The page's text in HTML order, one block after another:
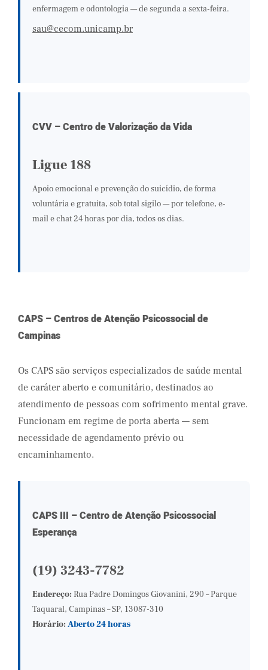
enfermagem e odontologia — de segunda a sexta-feira.
sau@cecom.unicamp.br
CVV – Centro de Valorização da Vida
Ligue 188
Apoio emocional e prevenção do suicídio, de forma
voluntária e gratuita, sob total sigilo — por telefone, e-
mail e chat 24 horas por dia, todos os dias.
CAPS – Centros de Atenção Psicossocial de
Campinas
Os CAPS são serviços especializados de saúde mental
de caráter aberto e comunitário, destinados ao
atendimento de pessoas com sofrimento mental grave.
Funcionam em regime de porta aberta — sem
necessidade de agendamento prévio ou
encaminhamento.
CAPS III – Centro de Atenção Psicossocial
Esperança
(19) 3243-7782
Endereço: Rua Padre Domingos Giovanini, 290 – Parque
Taquaral, Campinas – SP, 13087-310
Horário: Aberto 24 horas